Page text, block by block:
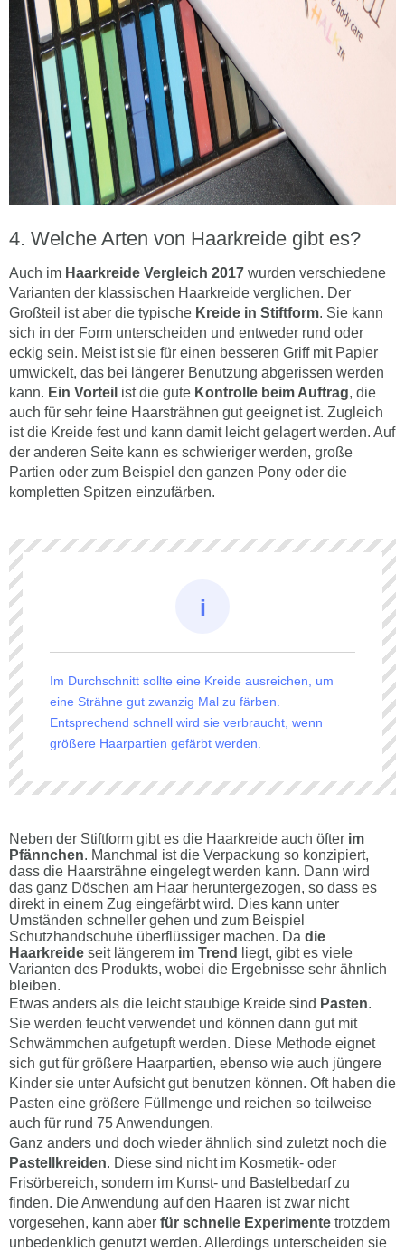
Welche Arten von Haarkreide gibt es?
Auch im Haarkreide Vergleich 2017 wurden verschiedene
Varianten der klassischen Haarkreide verglichen. Der
Großteil ist aber die typische Kreide in Stiftform. Sie kann
sich in der Form unterscheiden und entweder rund oder
eckig sein. Meist ist sie für einen besseren Griff mit Papier
umwickelt, das bei längerer Benutzung abgerissen werden
kann. Ein Vorteil ist die gute Kontrolle beim Auftrag, die
auch für sehr feine Haarsträhnen gut geeignet ist. Zugleich
ist die Kreide fest und kann damit leicht gelagert werden. Auf
der anderen Seite kann es schwieriger werden, große
Partien oder zum Beispiel den ganzen Pony oder die
kompletten Spitzen einzufärben.
Im Durchschnitt sollte eine Kreide ausreichen, um
eine Strähne gut zwanzig Mal zu färben.
Entsprechend schnell wird sie verbraucht, wenn
größere Haarpartien gefärbt werden.
Neben der Stiftform gibt es die Haarkreide auch öfter im
Pfännchen. Manchmal ist die Verpackung so konzipiert,
dass die Haarsträhne eingelegt werden kann. Dann wird
das ganz Döschen am Haar heruntergezogen, so dass es
direkt in einem Zug eingefärbt wird. Dies kann unter
Umständen schneller gehen und zum Beispiel
Schutzhandschuhe überflüssiger machen. Da die
Haarkreide seit längerem im Trend
liegt, gibt es viele
Varianten des Produkts, wobei die Ergebnisse sehr ähnlich
bleiben.
Etwas anders als die leicht staubige Kreide sind Pasten.
Sie werden feucht verwendet und können dann gut mit
Schwämmchen aufgetupft werden. Diese Methode eignet
sich gut für größere Haarpartien, ebenso wie auch jüngere
Kinder sie unter Aufsicht gut benutzen können. Oft haben die
Pasten eine größere Füllmenge und reichen so teilweise
auch für rund 75 Anwendungen.
Ganz anders und doch wieder ähnlich sind zuletzt noch die
Pastellkreiden. Diese sind nicht im Kosmetik- oder
Frisörbereich, sondern im Kunst- und Bastelbedarf zu
finden. Die Anwendung auf den Haaren ist zwar nicht
vorgesehen, kann aber für schnelle Experimente trotzdem
unbedenklich genutzt werden. Allerdings unterscheiden sie